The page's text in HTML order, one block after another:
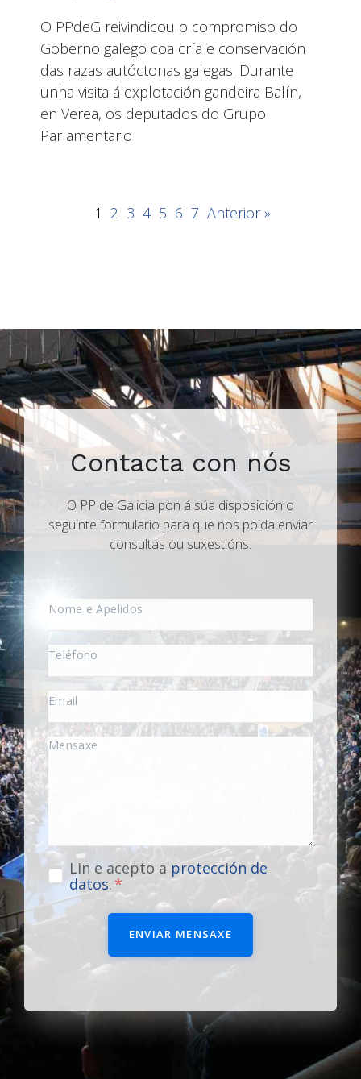
O PPdeG reivindicou o compromiso do
Goberno galego coa cría e conservación
das razas autóctonas galegas. Durante
unha visita á explotación gandeira Balín,
en Verea, os deputados do Grupo
Parlamentario
1 2 3 4 5 6 7 Anterior »
Contacta con nós
O PP de Galicia pon á súa disposición o
seguinte formulario para que nos poida enviar
consultas ou suxestións.
Lin e acepto a protección de
datos.
ENVIAR MENSAXE